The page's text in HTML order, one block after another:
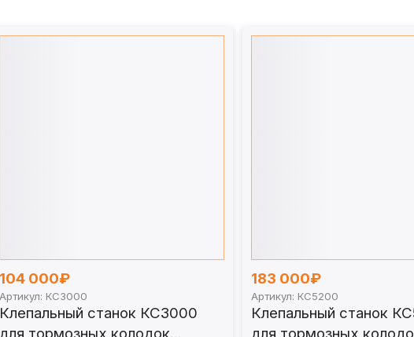
104 000₽
Артикул: КС3000
Клепальный станок КС3000
183 000₽
Артикул: КС5200
Клепальный станок